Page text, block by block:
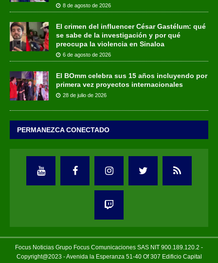
8 de agosto de 2026
El crimen del influencer César Gastélum: qué
se sabe de la investigación y por qué
preocupa la violencia en Sinaloa
6 de agosto de 2026
El BOmm celebra sus 15 años incluyendo por
primera vez proyectos internacionales
28 de julio de 2026
PERMANEZCA CONECTADO
Focus Noticias Grupo Focus Comunicaciones SAS NIT 900.189.120.2 -
Copyright@2023 - Avenida la Esperanza 51-40 Of 307 Edificio Capital